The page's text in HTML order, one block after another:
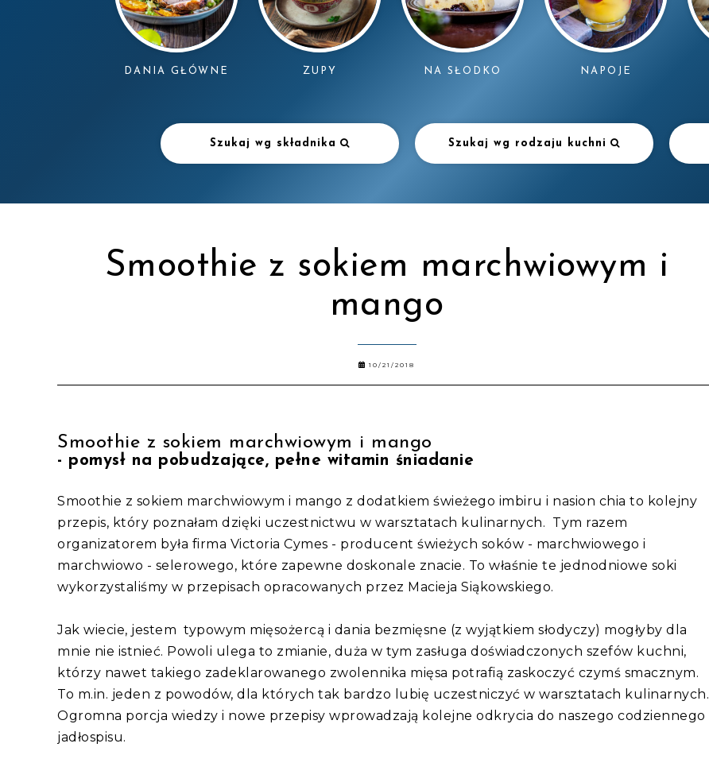
DANIA GŁÓWNE ZUPY NA SŁODKO NAPOJE
Szukaj wg składnika Szukaj wg rodzaju kuchni
Smoothie z sokiem marchwiowym i
mango
10/21/2018
Smoothie z sokiem marchwiowym i mango
- pomysł na pobudzające, pełne witamin śniadanie
Smoothie z sokiem marchwiowym i mango z dodatkiem świeżego imbiru i nasion chia to kolejny
przepis, który poznałam dzięki uczestnictwu w warsztatach kulinarnych. Tym razem
organizatorem była firma Victoria Cymes - producent świeżych soków - marchwiowego i
marchwiowo - selerowego, które zapewne doskonale znacie. To właśnie te jednodniowe soki
wykorzystaliśmy w przepisach opracowanych przez Macieja Siąkowskiego.
Jak wiecie, jestem typowym mięsożercą i dania bezmięsne (z wyjątkiem słodyczy) mogłyby dla
mnie nie istnieć. Powoli ulega to zmianie, duża w tym zasługa doświadczonych szefów kuchni,
którzy nawet takiego zadeklarowanego zwolennika mięsa potrafią zaskoczyć czymś smacznym.
To m.in. jeden z powodów, dla których tak bardzo lubię uczestniczyć w warsztatach kulinarnych.
Ogromna porcja wiedzy i nowe przepisy wprowadzają kolejne odkrycia do naszego codziennego
jadłospisu.